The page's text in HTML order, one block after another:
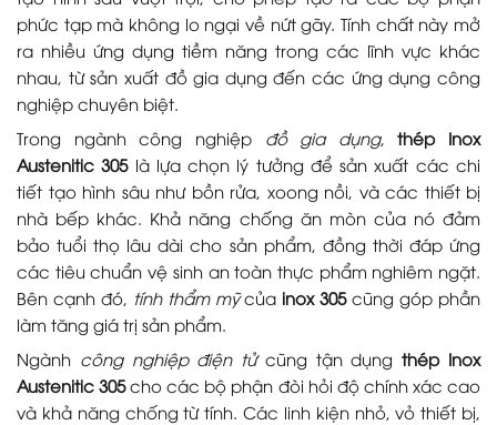
phức tạp mà không lo ngại về nứt gãy. Tính chất này mở
ra nhiều ứng dụng tiềm năng trong các lĩnh vực khác
nhau, từ sản xuất đồ gia dụng đến các ứng dụng công
nghiệp chuyên biệt.
Trong ngành công nghiệp đồ gia dụng,thép Inox
Austenitic 305là lựa chọn lý tưởng để sản xuất các chi
tiết tạo hình sâu như bồn rửa, xoong nồi, và các thiết bị
nhà bếp khác. Khả năng chống ăn mòn của nó đảm
bảo tuổi thọ lâu dài cho sản phẩm, đồng thời đáp ứng
các tiêu chuẩn vệ sinh an toàn thực phẩm nghiêm ngặt.
Bên cạnh đó, tính thẩm mỹcủa inox 305cũng góp phần
làm tăng giá trị sản phẩm.
Ngành công nghiệp điện tửcũng tận dụngthép Inox
Austenitic 305cho các bộ phận đòi hỏi độ chính xác cao
và khả năng chống từ tính. Các linh kiện nhỏ, vỏ thiết bị,